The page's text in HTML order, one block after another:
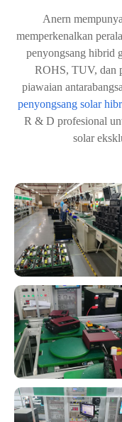
Anern
memperkenalkan
penyongsang hibrid
ROHS, TUV, dan
piawaian
penyongsang solar
R & D profesional
solar